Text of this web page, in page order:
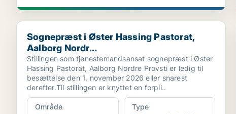
Sognepræst i Øster Hassing Pastorat, Aalborg Nordr...
Sognepræst i Øster Hassing Pastorat,
Aalborg Nordr...
Stillingen som tjenestemandsansat sognepræst i Øster
Hassing Pastorat, Aalborg Nordre Provsti er ledig til
besættelse den 1. november 2026 eller snarest
derefter.Til stillingen er knyttet en forpli..
Område
Type